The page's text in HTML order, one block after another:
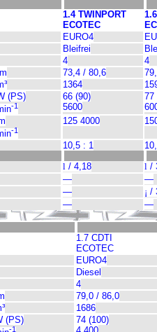
1.4 TWINPORT
ECOTEC
EURO4
Bleifrei
4
4
73,4 / 80,6
1364
(PS)
-1
66 (90)
5600
77
-1
125 4000
10,5 : 1
l / 4,18 l /
—
—
— ¡ /
— —
1.7 CDTI
ECOTEC
EURO4
Diesel
4
79,0 / 86,0
1686
(PS)
-1
74 (100)